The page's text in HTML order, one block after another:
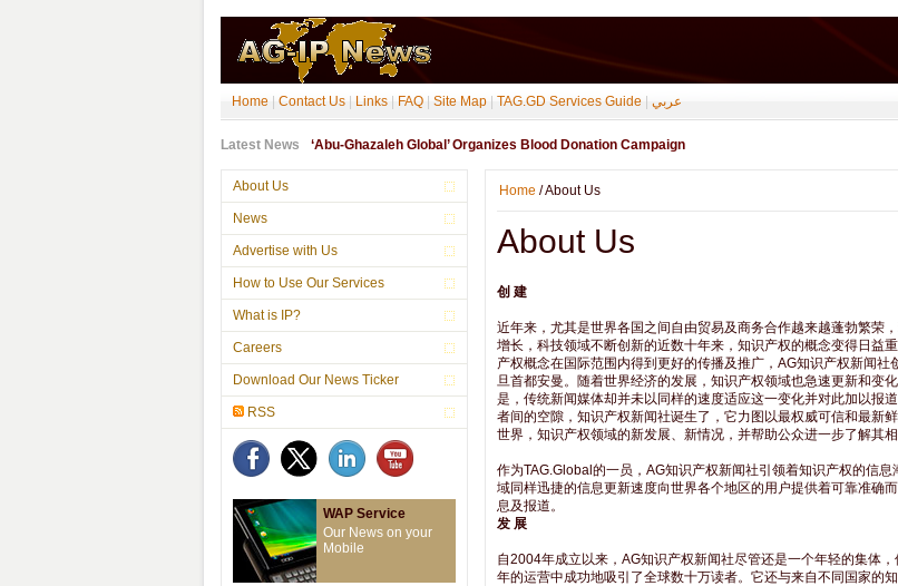
Home Contact Us Links FAQ Site Map TAG.GD Services Guide عربي
Latest News ‘Abu-Ghazaleh Global’ Organizes Blood Donation Campaign
About Us
News
Advertise with Us
How to Use Our Services
What is IP?
Careers
Download Our News Ticker
RSS
WAP Service
Our News on your
Mobile
Home / About Us
About Us
创 建
近年来，尤其是世界各国之间自由贸易及商务合作越来越蓬勃繁荣
增长，科技领域不断创新的近数十年来，知识产权的概念变得日益
产权概念在国际范围内得到更好的传播及推广，AG知识产权新闻社
旦首都安曼。随着世界经济的发展，知识产权领域也急速更新和变
是，传统新闻媒体却并未以同样的速度适应这一变化并对此加以报
者间的空隙，知识产权新闻社诞生了，它力图以最权威可信和最新
世界，知识产权领域的新发展、新情况，并帮助公众进一步了解其相
作为TAG.Global的一员，AG知识产权新闻社引领着知识产权的信息
域同样迅捷的信息更新速度向世界各个地区的用户提供着可靠准确
息及报道。
发 展
自2004年成立以来，AG知识产权新闻社尽管还是一个年轻的集体
年的运营中成功地吸引了全球数十万读者。它还与来自不同国家的